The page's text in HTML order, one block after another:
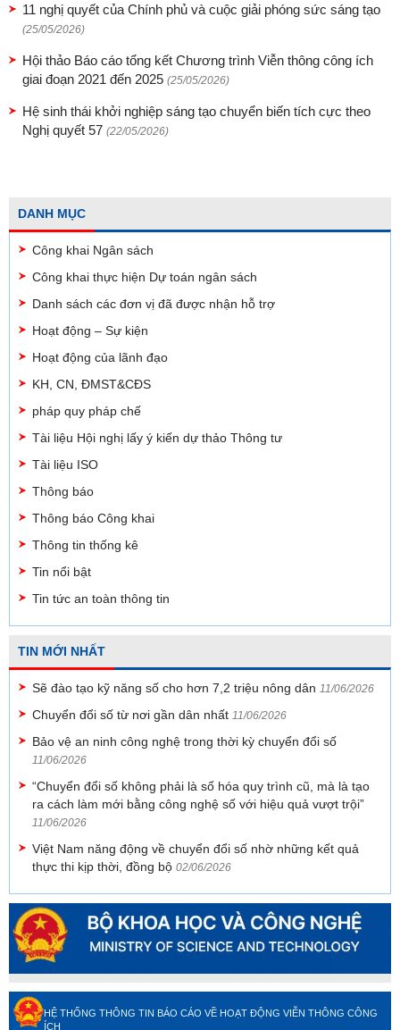
11 nghị quyết của Chính phủ và cuộc giải phóng sức sáng tạo
(25/05/2026)
Hội thảo Báo cáo tổng kết Chương trình Viễn thông công ích
giai đoạn 2021 đến 2025 (25/05/2026)
Hệ sinh thái khởi nghiệp sáng tạo chuyển biến tích cực theo
Nghị quyết 57 (22/05/2026)
DANH MỤC
Công khai Ngân sách
Công khai thực hiện Dự toán ngân sách
Danh sách các đơn vị đã được nhận hỗ trợ
Hoạt động – Sự kiện
Hoạt động của lãnh đạo
KH, CN, ĐMST&CĐS
pháp quy pháp chế
Tài liệu Hội nghị lấy ý kiến dự thảo Thông tư
Tài liệu ISO
Thông báo
Thông báo Công khai
Thông tin thống kê
Tin nổi bật
Tin tức an toàn thông tin
TIN MỚI NHẤT
Sẽ đào tạo kỹ năng số cho hơn 7,2 triệu nông dân 11/06/2026
Chuyển đổi số từ nơi gần dân nhất 11/06/2026
Bảo vệ an ninh công nghệ trong thời kỳ chuyển đổi số
11/06/2026
“Chuyển đổi số không phải là số hóa quy trình cũ, mà là tạo
ra cách làm mới bằng công nghệ số với hiệu quả vượt trội”
11/06/2026
Việt Nam năng động về chuyển đổi số nhờ những kết quả
thực thi kịp thời, đồng bộ 02/06/2026
HỆ THỐNG THÔNG TIN BÁO CÁO VỀ HOẠT ĐỘNG VIỄN THÔNG CÔNG
ÍCH